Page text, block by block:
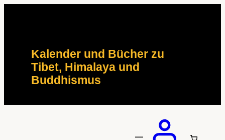
Kalender und Bücher zu
Tibet, Himalaya und
Buddhismus